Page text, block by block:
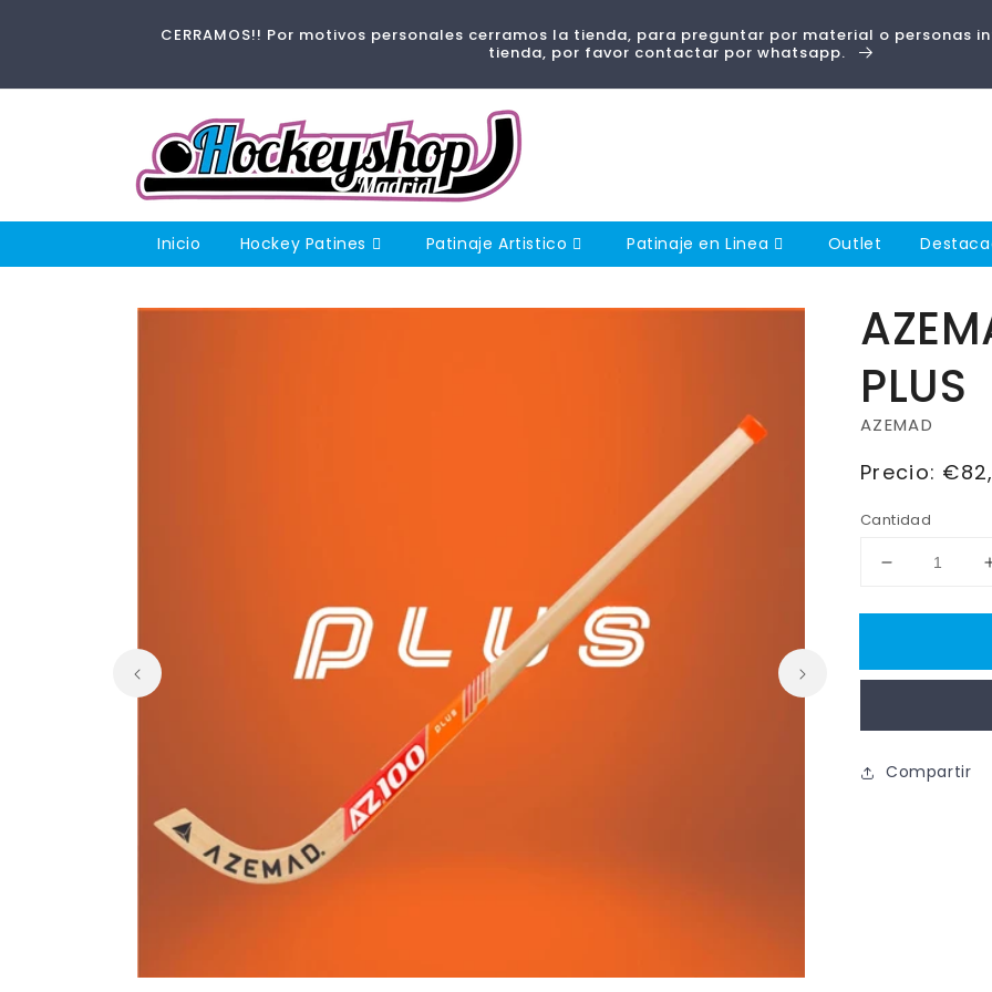
CERRAMOS!! Por motivos personales cerramos la tienda, para preguntar por material o personas
tienda, por favor contactar por whatsapp.
Inicio Hockey Patines Patinaje Artistico Patinaje en Linea Outlet
directamente
PLUS
AZEMAD
Precio
Precio:
Cantidad
Reducir
para
Stick
PLUS
Compartir